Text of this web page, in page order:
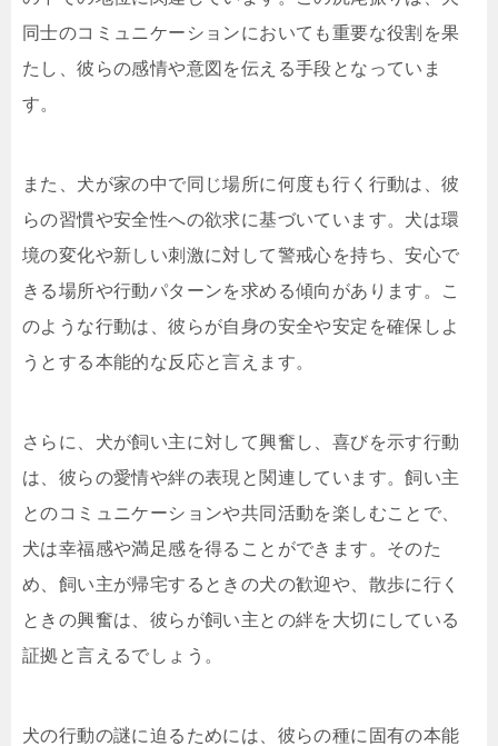
同士のコミュニケーションにおいても重要な役割を果
たし、彼らの感情や意図を伝える手段となっていま
す。
また、犬が家の中で同じ場所に何度も行く行動は、彼
らの習慣や安全性への欲求に基づいています。犬は環
境の変化や新しい刺激に対して警戒心を持ち、安心で
きる場所や行動パターンを求める傾向があります。こ
のような行動は、彼らが自身の安全や安定を確保しよ
うとする本能的な反応と言えます。
さらに、犬が飼い主に対して興奮し、喜びを示す行動
は、彼らの愛情や絆の表現と関連しています。飼い主
とのコミュニケーションや共同活動を楽しむことで、
犬は幸福感や満足感を得ることができます。そのた
め、飼い主が帰宅するときの犬の歓迎や、散歩に行く
ときの興奮は、彼らが飼い主との絆を大切にしている
証拠と言えるでしょう。
犬の行動の謎に迫るためには、彼らの種に固有の本能